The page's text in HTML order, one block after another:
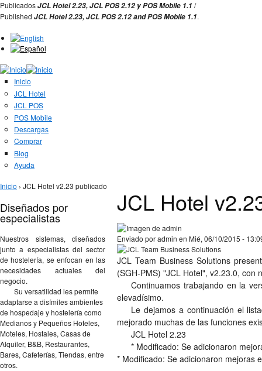
Jump to Navigation
PublicadosJCL Hotel 2.23,JCL POS 2.12 yPOS Mobile 1.1 /
Published JCL Hotel 2.23,JCL POS2.12 andPOS Mobile 1.1.
Inicio
JCL Hotel
JCL POS
POS Mobile
Descargas
Comprar
Blog
Ayuda
Se encuentra usted aquí
Inicio › JCL Hotel v2.23 publicado
Diseñados por
especialistas
Nuestros sistemas, diseñados
junto a especialistas del sector
de hostelería, se enfocan en las
necesidades actuales del
negocio.
Su versatilidad les permite
adaptarse a disímiles ambientes
de hospedaje y hostelería como
Medianos y Pequeños Hoteles,
Moteles, Hostales, Casas de
Alquiler, B&B, Restaurantes,
Bares, Cafeterías, Tiendas, entre
otros.
JCL Hotel
Enviado poradmin en Mié, 06/10/2015 -
JCL Team Business Solutions
(SGH-PMS) "JCL Hotel", v2.23.0, con
Continuamos trabajando en la
elevadísimo.
Le dejamos a continuación el
mejorado muchas de las funciones
JCL Hotel 2.23
* Modificado: Se adicionaron
* Modificado: Se adicionaron mejoras